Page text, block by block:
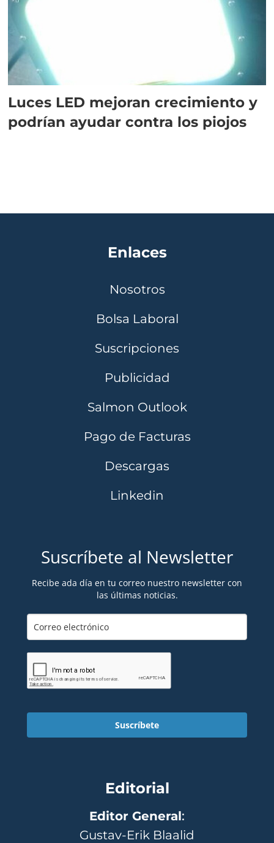
Luces LED mejoran crecimiento y
podrían ayudar contra los piojos
Enlaces
Nosotros
Bolsa Laboral
Suscripciones
Publicidad
Salmon Outlook
Pago de Facturas
Descargas
Linkedin
Suscríbete al Newsletter
Recibe ada día en tu correo nuestro newsletter con
las últimas noticias.
Suscríbete
Editorial
Editor General:
Gustav-Erik Blaalid